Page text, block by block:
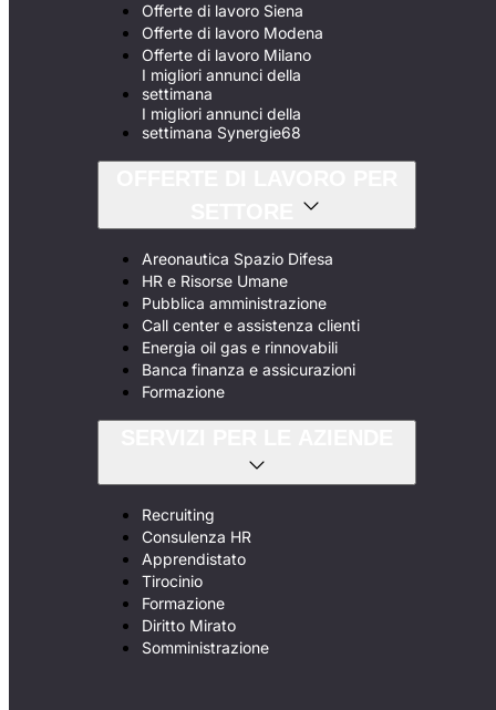
Offerte di lavoro Siena
Offerte di lavoro Modena
Offerte di lavoro Milano
I migliori annunci della
settimana
I migliori annunci della
settimana Synergie68
Areonautica Spazio Difesa
HR e Risorse Umane
Pubblica amministrazione
Call center e assistenza clienti
Energia oil gas e rinnovabili
Banca finanza e assicurazioni
Formazione
Recruiting
Consulenza HR
Apprendistato
Tirocinio
Formazione
Diritto Mirato
Somministrazione